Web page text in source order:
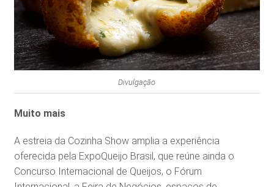
Divulgação
Muito mais
A estreia da Cozinha Show amplia a experiência
oferecida pela ExpoQueijo Brasil, que reúne ainda o
Concurso Internacional de Queijos, o Fórum